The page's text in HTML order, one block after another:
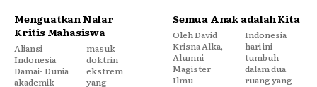
Menguatkan Nalar
Kritis Mahasiswa
Aliansi
Indonesia
Damai- Dunia
akademik
masuk
doktrin
ekstrem
yang
Semua Anak adalah Kita
Oleh David
Krisna Alka,
Alumni
Magister
Ilmu
Indonesia
hari ini
tumbuh
dalam dua
ruang yang